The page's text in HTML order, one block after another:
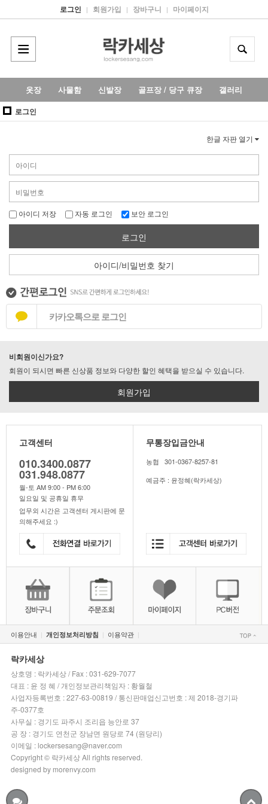
로그인 | 회원가입 | 장바구니 | 마이페이지
옷장 사물함 신발장 골프장 / 당구 큐장 갤러리
로그인
한글 자판 열기
아이디 저장 자동 로그인 보안 로그인
로그인
아이디/비밀번호 찾기
카카오톡으로 로그인
비회원이신가요?
회원이 되시면 빠른 신상품 정보와 다양한 할인 혜택을 받으실 수 있습니다.
회원가입
고객센터
010.3400.0877
031.948.0877
월-토 AM 9:00 - PM 6:00
일요일 및 공휴일 휴무
업무외 시간은 고객센터 게시판에 문
의해주세요 :)
무통장입금안내
농협 301-0367-8257-81
예금주 : 윤정혜(락카세상)
이용안내 | 개인정보처리방침 | 이용약관|
락카세상
상호명 : 락카세상 / Fax : 031-629-7077
대표 : 윤 정 혜 / 개인정보관리책임자 : 황월철
사업자등록번호 : 227-63-00819 / 통신판매업신고번호 : 제 2018-경기파
주-0377호
사무실 : 경기도 파주시 조리읍 능안로 37
공 장 : 경기도 연천군 장남면 원당로 74 (원당리)
이메일 : lockersesang@naver.com
Copyright © 락카세상 All rights reserved.
designed by morenvy.com